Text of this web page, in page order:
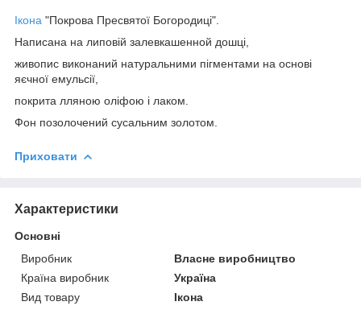
Ікона "Покрова Пресвятої Богородиці".
Написана на липовій залевкашенной дошці,
живопис виконаний натуральними пігментами на основі
яєчної емульсії,
покрита лляною оліфою і лаком.
Фон позолочений сусальним золотом.
Приховати
Характеристики
Основні
Виробник
Власне виробництво
Країна виробник
Україна
Вид товару
Ікона